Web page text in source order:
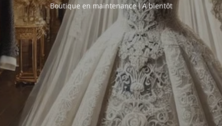
Boutique en maintenance ! A bientôt